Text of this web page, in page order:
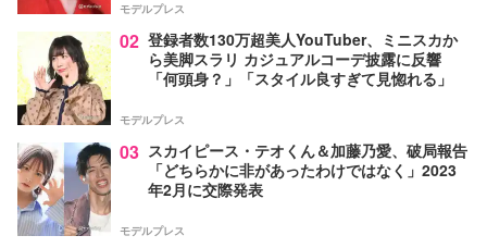
モデルプレス
02 登録者数130万超美人YouTuber、ミニスカか
ら美脚スラリ カジュアルコーデ披露に反響
「何頭身？」「スタイル良すぎて見惚れる」
モデルプレス
03 スカイピース・テオくん＆加藤乃愛、破局報告
「どちらかに非があったわけではなく」2023
年2月に交際発表
モデルプレス